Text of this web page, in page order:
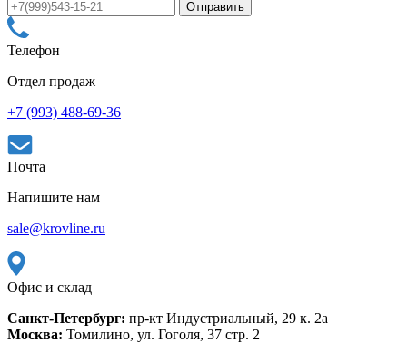
Телефон
Отдел продаж
+7 (993) 488-69-36
Почта
Напишите нам
sale@krovline.ru
Офис и склад
Санкт-Петербург: пр-кт Индустриальный, 29 к. 2а
Москва: Томилино, ул. Гоголя, 37 стр. 2